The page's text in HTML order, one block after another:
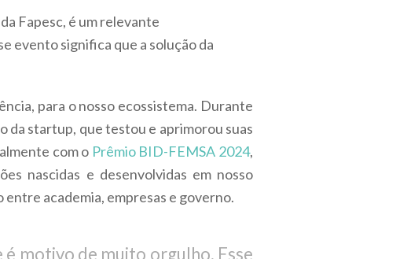
Fapesc, é um relevante
evento significa que a solução da
para o nosso ecossistema. Durante
da startup, que testou e aprimorou suas
com o Prêmio BID-FEMSA 2024,
nascidas e desenvolvidas em nosso
entre academia, empresas e governo.
é motivo de muito orgulho. Esse